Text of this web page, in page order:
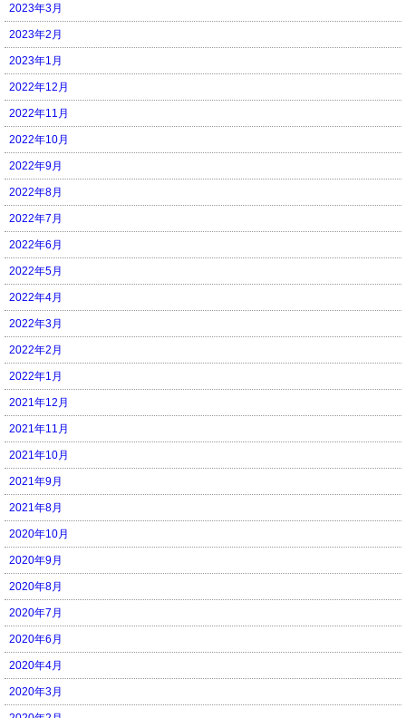
2023年3月
2023年2月
2023年1月
2022年12月
2022年11月
2022年10月
2022年9月
2022年8月
2022年7月
2022年6月
2022年5月
2022年4月
2022年3月
2022年2月
2022年1月
2021年12月
2021年11月
2021年10月
2021年9月
2021年8月
2020年10月
2020年9月
2020年8月
2020年7月
2020年6月
2020年4月
2020年3月